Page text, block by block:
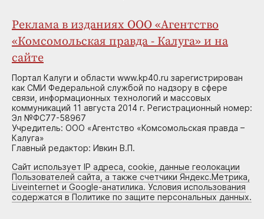
Реклама в изданиях ООО «Агентство
«Комсомольская правда - Калуга» и на
сайте
Портал Калуги и области www.kp40.ru зарегистрирован
как СМИ Федеральной службой по надзору в сфере
связи, информационных технологий и массовых
коммуникаций 11 августа 2014 г. Регистрационный номер:
Эл №ФС77-58967
Учредитель: ООО «Агентство «Комсомольская правда –
Калуга»
Главный редактор: Ивкин В.П.
Сайт использует IP адреса, cookie, данные геолокации
Пользователей сайта, а также счетчики Яндекс.Метрика,
Liveinternet и Google-анатилика. Условия использования
содержатся в Политике по защите персональных данных.